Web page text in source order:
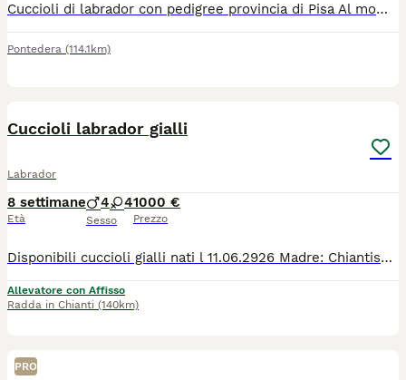
Cuccioli di labrador con pedigree provincia di Pisa Al momento della consegna saranno sverminati, microchippati e vaccinati Per vederli o informazioni chiamate pure al seguente numero: 3514404006
Pontedera (114.1km)
Cuccioli labrador gialli
Labrador
8 settimane
Età
4 4
Sesso
1000 €
Prezzo
Disponibili cuccioli gialli nati l 11.06.2926 Madre: Chiantishire Rose Villane Padre: Intipama Eskimo I cuccioli saranno consegnati dopo la metà di agosto muniti di doppia vaccinazione, vermifugo, microchip e pedegree Verranno consegnati anche i test dei genitori e un kit cucciolo
Allevatore con Affisso
Radda in Chianti (140km)
PRO